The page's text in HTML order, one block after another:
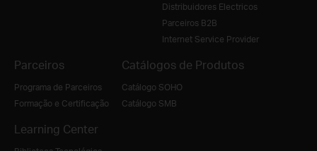
Distribuidores Electricos
Parceiros B2B
Internet Service Provider
Parceiros
Programa de Parceiros
Formação e Certificação
Catálogos de Produtos
Catálogo SOHO
Catálogo SMB
Learning Center